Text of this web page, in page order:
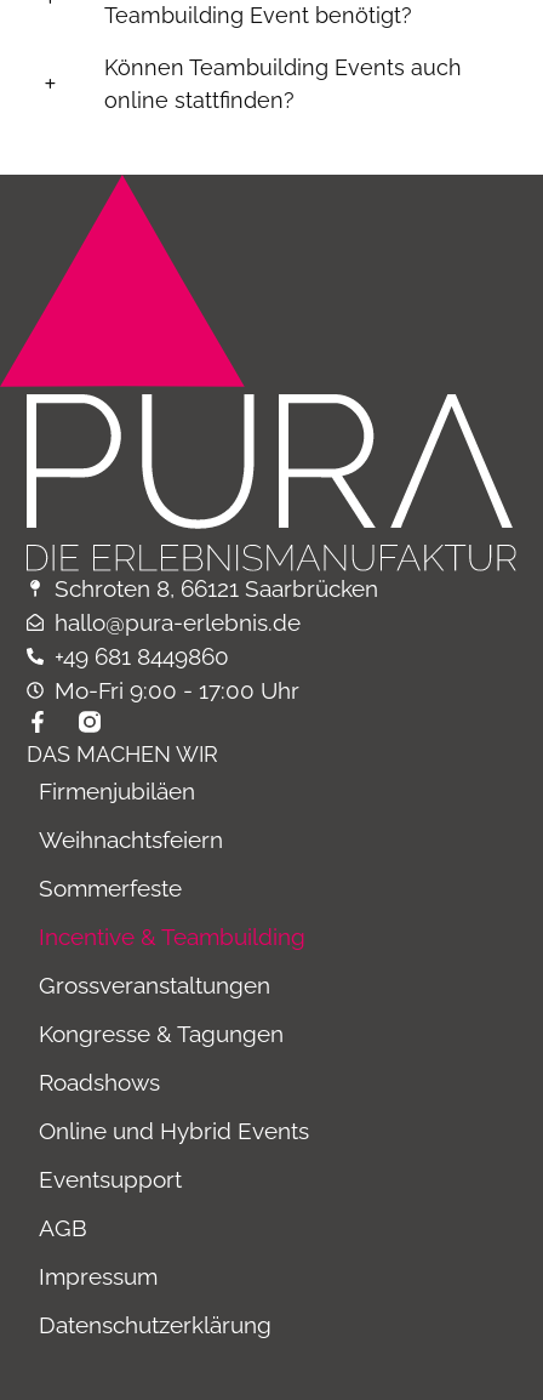
Teambuilding Event benötigt?
Können Teambuilding Events auch
online stattfinden?
Schroten 8, 66121 Saarbrücken
hallo@pura-erlebnis.de
+49 681 8449860
Mo-Fri 9:00 - 17:00 Uhr
AGB
Impressum
Datenschutzerklärung
DAS MACHEN WIR
Firmenjubiläen
Weihnachtsfeiern
Sommerfeste
Incentive & Teambuilding
Grossveranstaltungen
Kongresse & Tagungen
Roadshows
Online und Hybrid Events
Eventsupport